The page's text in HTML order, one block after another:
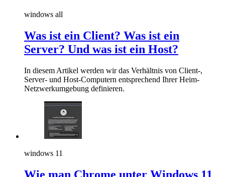
windows all
Was ist ein Client? Was ist ein
Server? Und was ist ein Host?
In diesem Artikel werden wir das Verhältnis von Client-,
Server- und Host-Computern entsprechend Ihrer Heim-
Netzwerkumgebung definieren.
windows 11
Wie man Chrome unter Windows 11